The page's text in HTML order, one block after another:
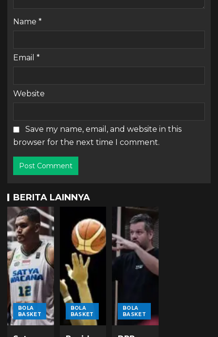
Name *
Email *
Website
Save my name, email, and website in this
browser for the next time I comment.
BERITA LAINNYA
BOLA
BASKET
BOLA
BASKET
BOLA
BASKET